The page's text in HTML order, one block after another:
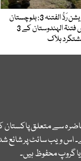
آپریشن رَدُّ الفتنہ 3: بلوچستان
میں فتنۃ الہندوستان کے 3
ہلاک
سے متعلق
ویب سائٹ پر شائع
گروپ محفوظ ہیں۔